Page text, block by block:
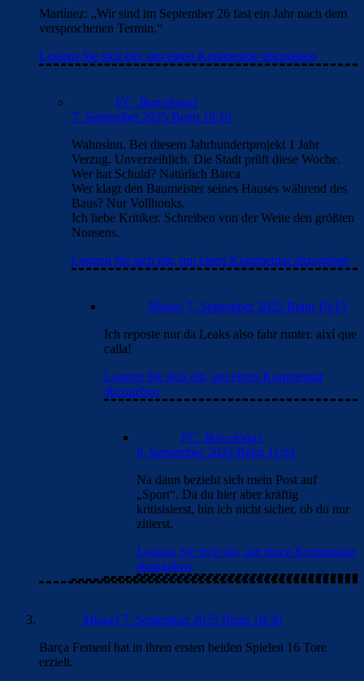
Martínez: „Wir sind im September 26 fast ein Jahr nach dem
versprochenen Termin.“
Loggen Sie sich ein, um einen Kommentar abzugeben
FC_Barcelona1
7. September 2025 Beim 19:10
Wahnsinn. Bei diesem Jahrhundertprojekt 1 Jahr
Verzug. Unverzeihlich. Die Stadt prüft diese Woche.
Wer hat Schuld? Natürlich Barca
Wer klagt den Baumeister seines Hauses während des
Baus? Nur Vollhonks.
Ich liebe Kritiker. Schreiben von der Weite den größten
Nonsens.
Loggen Sie sich ein, um einen Kommentar abzugeben
Miguel 7. September 2025 Beim 19:15
Ich reposte nur da Leaks also fahr runter. així que
calla!
Loggen Sie sich ein, um einen Kommentar
abzugeben
FC_Barcelona1
8. September 2025 Beim 11:51
Na dann bezieht sich mein Post auf
„Sport“. Da du hier aber kräftig
kritisisierst, bin ich nicht sicher, ob du nur
zitierst.
Loggen Sie sich ein, um einen Kommentar
abzugeben
Miguel 7. September 2025 Beim 18:30
Barça Femení hat in ihren ersten beiden Spielen 16 Tore
erzielt.